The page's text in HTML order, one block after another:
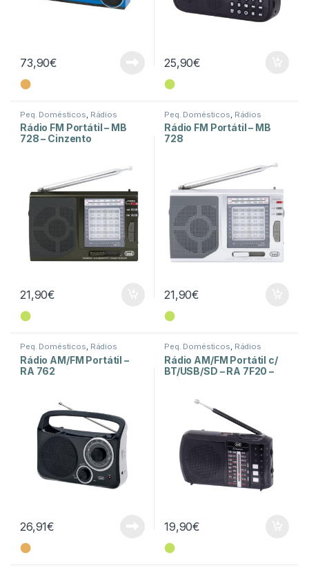
73,90€
⬤
25,90€
⬤
Peq. Domésticos Rádios
Rádio FM Portátil – MB
728 – Cinzento
21,90€
⬤
Peq. Domésticos Rádios
Rádio FM Portátil – MB
728
21,90€
⬤
Peq. Domésticos, Rádios
Rádio AM/FM Portátil –
RA 762
26,91€
⬤
Peq. Domésticos, Rádios
Rádio AM/FM Portátil c/
BT/USB/SD – RA 7F20 –
19,90€
⬤